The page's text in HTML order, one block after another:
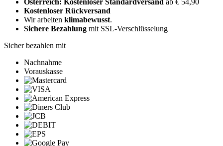
Österreich: Kostenloser Standardversand ab € 54,90
Kostenloser Rückversand
Wir arbeiten klimabewusst.
Sichere Bezahlung mit SSL-Verschlüsselung
Sicher bezahlen mit
Nachnahme
Vorauskasse